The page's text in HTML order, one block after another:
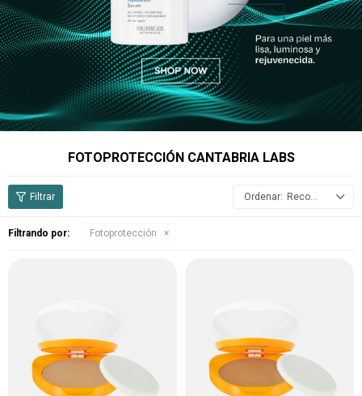
FOTOPROTECCIÓN CANTABRIA LABS
Recomendados
Filtrando por: Fotoprotección